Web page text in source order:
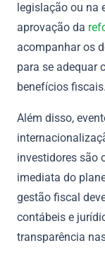
legislação ou na
aprovação da
acompanhar os
para se adequar
benefícios fiscais.
Além disso,
investidores são
imediata do
gestão fiscal
contábeis e
transparência